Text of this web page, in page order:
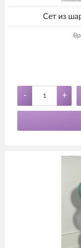
Сет из
- +